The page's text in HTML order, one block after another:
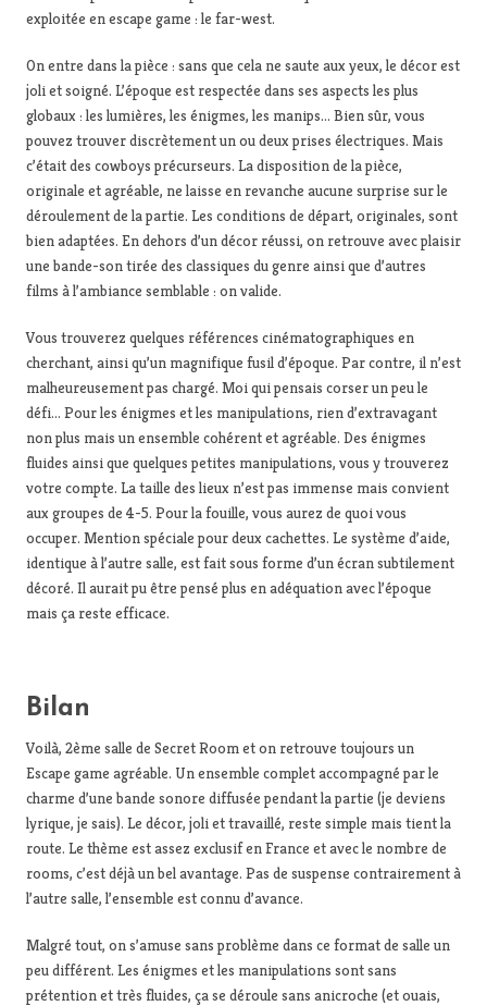
exploitée en escape game : le far-west.
On entre dans la pièce : sans que cela ne saute aux yeux, le décor est
joli et soigné. L’époque est respectée dans ses aspects les plus
globaux : les lumières, les énigmes, les manips… Bien sûr, vous
pouvez trouver discrètement un ou deux prises électriques. Mais
c’était des cowboys précurseurs. La disposition de la pièce,
originale et agréable, ne laisse en revanche aucune surprise sur le
déroulement de la partie. Les conditions de départ, originales, sont
bien adaptées. En dehors d’un décor réussi, on retrouve avec plaisir
une bande-son tirée des classiques du genre ainsi que d’autres
films à l’ambiance semblable : on valide.
Vous trouverez quelques références cinématographiques en
cherchant, ainsi qu’un magnifique fusil d’époque. Par contre, il n’est
malheureusement pas chargé. Moi qui pensais corser un peu le
défi… Pour les énigmes et les manipulations, rien d’extravagant
non plus mais un ensemble cohérent et agréable. Des énigmes
fluides ainsi que quelques petites manipulations, vous y trouverez
votre compte. La taille des lieux n’est pas immense mais convient
aux groupes de 4-5. Pour la fouille, vous aurez de quoi vous
occuper. Mention spéciale pour deux cachettes. Le système d’aide,
identique à l’autre salle, est fait sous forme d’un écran subtilement
décoré. Il aurait pu être pensé plus en adéquation avec l’époque
mais ça reste efficace.
Bilan
Voilà, 2ème salle de Secret Room et on retrouve toujours un
Escape game agréable. Un ensemble complet accompagné par le
charme d’une bande sonore diffusée pendant la partie (je deviens
lyrique, je sais). Le décor, joli et travaillé, reste simple mais tient la
route. Le thème est assez exclusif en France et avec le nombre de
rooms, c’est déjà un bel avantage. Pas de suspense contrairement à
l’autre salle, l’ensemble est connu d’avance.
Malgré tout, on s’amuse sans problème dans ce format de salle un
peu différent. Les énigmes et les manipulations sont sans
prétention et très fluides, ça se déroule sans anicroche (et ouais,